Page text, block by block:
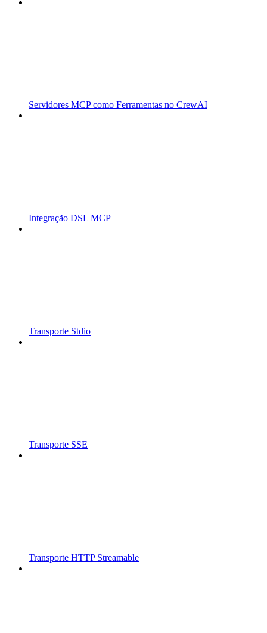
Servidores MCP como Ferramentas no CrewAI
Integração DSL MCP
Transporte Stdio
Transporte SSE
Transporte HTTP Streamable